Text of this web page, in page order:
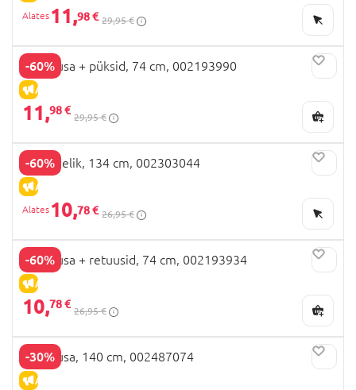
11,98 € 29,95 €
-60%
ALLAHINDLUS
OVS pusa + püksid, 74 cm, 002193990
11,98 €
29,95 €
-60%
ALLAHINDLUS
OVS seelik, 134 cm, 002303044
10,78 € 26,95 €
-60%
ALLAHINDLUS
OVS pusa + retuusid, 74 cm, 002193934
10,78 €
26,95 €
-30%
ALLAHINDLUS
OVS pusa, 140 cm, 002487074